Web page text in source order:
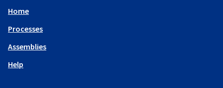
Home
Processes
Assemblies
Help